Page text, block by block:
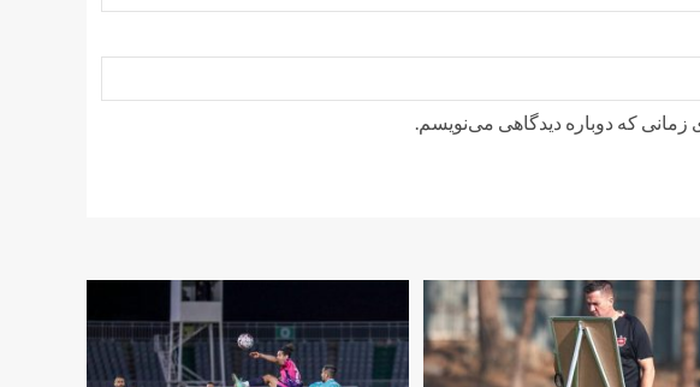
زمانی که دوباره دیدگاهی می‌نویسم.